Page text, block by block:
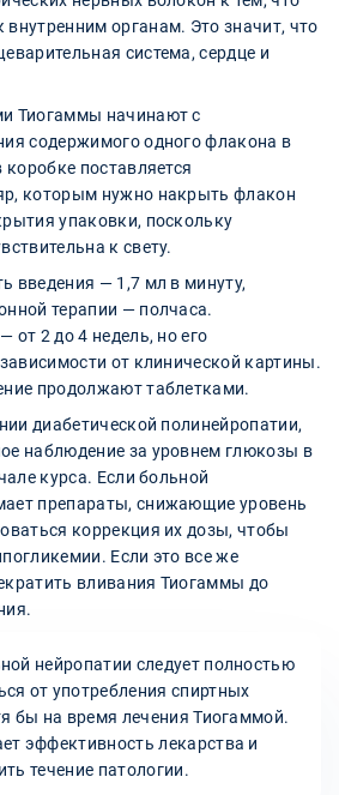
органам. Это значит, что
система, сердце и
Тиогаммы начинают с
содержимого одного флакона в
поставляется
которым нужно накрыть флакон
упаковки, поскольку
к свету.
введения — 1,7 мл в минуту,
терапии — полчаса.
от 2 до 4 недель, но его
от клинической картины.
продолжают таблетками.
диабетической полинейропатии,
наблюдение за уровнем глюкозы в
курса. Если больной
препараты, снижающие уровень
коррекция их дозы, чтобы
Если это все же
вливания Тиогаммы до
нейропатии следует полностью
от употребления спиртных
бы на время лечения Тиогаммой.
эффективность лекарства и
течение патологии.